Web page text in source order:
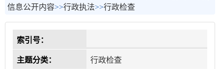
信息公开内容>>行政执法>>行政检查
索引号：
主题分类： 行政检查